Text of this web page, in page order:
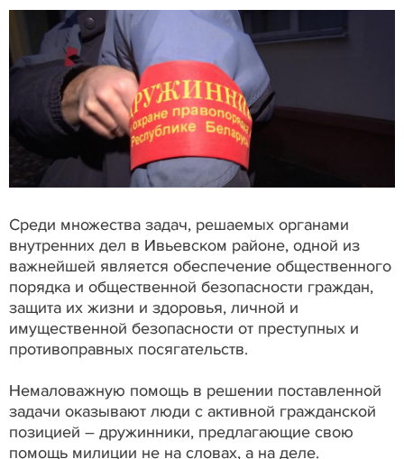
Среди множества задач, решаемых органами
внутренних дел в Ивьевском районе, одной из
важнейшей является обеспечение общественного
порядка и общественной безопасности граждан,
защита их жизни и здоровья, личной и
имущественной безопасности от преступных и
противоправных посягательств.
Немаловажную помощь в решении поставленной
задачи оказывают люди с активной гражданской
позицией – дружинники, предлагающие свою
помощь милиции не на словах, а на деле.